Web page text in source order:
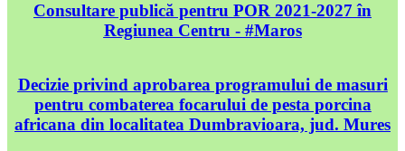
Consultare publică pentru POR 2021-2027 în
Regiunea Centru - #Maros
Decizie privind aprobarea programului de masuri
pentru combaterea focarului de pesta porcina
africana din localitatea Dumbravioara, jud. Mures